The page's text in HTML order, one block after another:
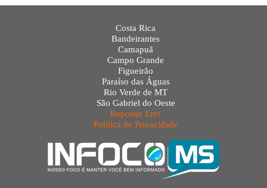
Costa Rica
Bandeirantes
Camapuã
Campo Grande
Figueirão
Paraíso das Águas
Rio Verde de MT
São Gabriel do Oeste
Reportar Erro
Política de Privacidade